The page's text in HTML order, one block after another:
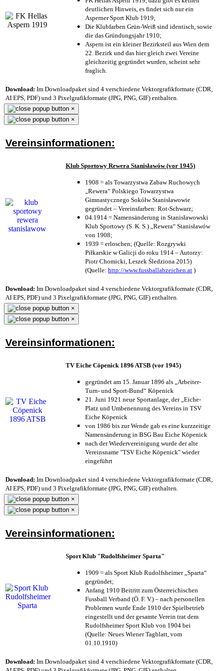
deutlichen Hinweis, es findet sich nur ein
Asperner Sport Klub 1919;
Die Klubfarben Grün-Weiß sind identisch, sowie
die das Gründungsjahr 1910;
Aspern ist ein kleiner Bezirksteil aus Wien dem
22. Bezirk und das hier gleich zwei Vereine
gleichzeitig gegründet wurden, scheint sehr
fraglich.
Download: Im Downloadpaket sind 4 verschiedene Vektorgrafikformate (CDR,
AI EPS, PDF) und 3 Pixelgrafikformate (JPG, PNG, GIF) enthalten.
×
×
Vereinsinformationen:
Klub Sportowy Rewera Stanisławów (vor 1945)
1908 = als Towarzystwa Zabaw Ruchowych
„Rewera“ Polskiego Towarzystwa
Gimnastycznego Sokółw Stanisławowie
gegründet – Vereinsfarben: Rot-Schwarz;
04.1914 = Namensänderung in Stanisławowski
Klub Sportowy (S. K. S.) „Rewera“ Stanisławów
von 1908;
1939 = erloschen; (Quelle: Rozgrywki
Piłkarskie w Galicji do roku 1914 – Autorzy:
Piotr Chomicki, Leszek Śledziona 2015)
(Quelle: http://www.fussballabzeichen.at )
Download: Im Downloadpaket sind 4 verschiedene Vektorgrafikformate (CDR,
AI EPS, PDF) und 3 Pixelgrafikformate (JPG, PNG, GIF) enthalten.
×
×
Vereinsinformationen:
TV Eiche Cöpenick 1896 ATSB (vor 1945)
gegründet am 15. Januar 1896 als „Arbeiter-
Turn- und Sport-Bund“ Köpenick
21. Juni 1921 neue Sportanlage, der „Eiche-
Platz und Umbenennung des Vereins in TSV
Eiche Köpenick
von 1986 bis zur Wende gab es eine kurzzeitige
Namensänderung in BSG Bau Eiche Köpenick
nach der Wiedervereinigung wurde der alte
Vereinsname "TSV Eiche Köpenick" wieder
eingeführt
Download: Im Downloadpaket sind 4 verschiedene Vektorgrafikformate (CDR,
AI EPS, PDF) und 3 Pixelgrafikformate (JPG, PNG, GIF) enthalten.
×
×
Vereinsinformationen:
Sport Klub "Rudolfsheimer Sparta"
1909 = als Sport Klub Rudolfsheimer „Sparta“
gegründet;
Anfang 1910 Beitritt zum Österreichischen
Fussball Verband (Ö. F. V.) – nach personellen
Problemen wurde Ende 1910 der Spielbetrieb
eingestellt und der gesamte Verein trat dem
Rudolfsheimer Sport Klub von 1904 bei
(Quelle: Neues Wiener Tagblatt, vom
01.10.1910)
Download: Im Downloadpaket sind 4 verschiedene Vektorgrafikformate (CDR,